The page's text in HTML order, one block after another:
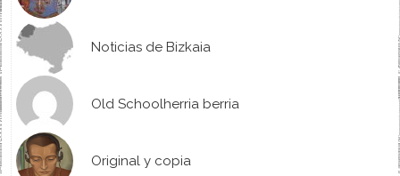
Noticias de Bizkaia
Old Schoolherria berria
Original y copia